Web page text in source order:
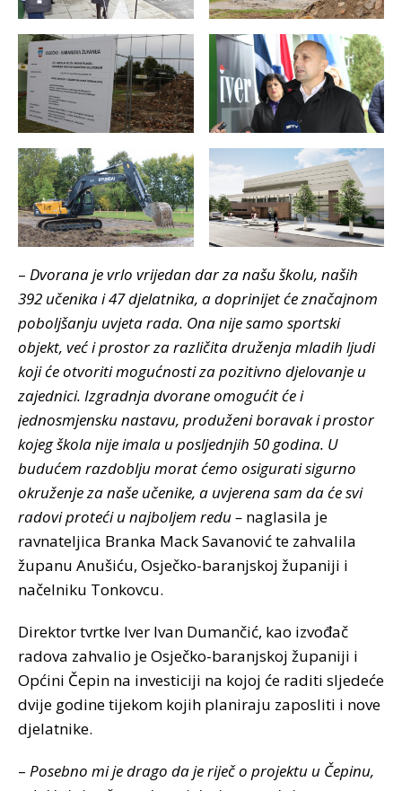
– Dvorana je vrlo vrijedan dar za našu školu, naših
392 učenika i 47 djelatnika, a doprinijet će značajnom
poboljšanju uvjeta rada. Ona nije samo sportski
objekt, već i prostor za različita druženja mladih ljudi
koji će otvoriti mogućnosti za pozitivno djelovanje u
zajednici. Izgradnja dvorane omogućit će i
jednosmjensku nastavu, produženi boravak i prostor
kojeg škola nije imala u posljednjih 50 godina. U
budućem razdoblju morat ćemo osigurati sigurno
okruženje za naše učenike, a uvjerena sam da će svi
radovi proteći u najboljem redu – naglasila je
ravnateljica Branka Mack Savanović te zahvalila
županu Anušiću, Osječko-baranjskoj županiji i
načelniku Tonkovcu.
Direktor tvrtke Iver Ivan Dumančić, kao izvođač
radova zahvalio je Osječko-baranjskoj županiji i
Općini Čepin na investiciji na kojoj će raditi sljedeće
dvije godine tijekom kojih planiraju zaposliti i nove
djelatnike.
– Posebno mi je drago da je riječ o projektu u Čepinu,